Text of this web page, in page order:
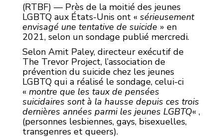
(RTBF) — Près de la moitié des jeunes
LGBTQ aux États-Unis ont « sérieusement
envisagé une tentative de suicide » en
2021, selon un sondage publié mercredi.
Selon Amit Paley, directeur exécutif de
The Trevor Project, l’association de
prévention du suicide chez les jeunes
LGBTQ qui a réalisé le sondage, celui-ci
« montre que les taux de pensées
suicidaires sont à la hausse depuis ces trois
dernières années parmi les jeunes LGBTQ« ,
(personnes lesbiennes, gays, bisexuelles,
transgenres et queers).